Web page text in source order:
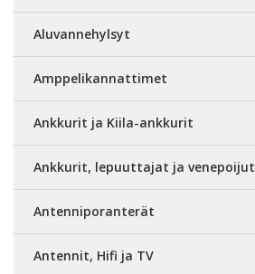
Aluvannehylsyt
Amppelikannattimet
Ankkurit ja Kiila-ankkurit
Ankkurit, lepuuttajat ja venepoijut
Antenniporanterät
Antennit, Hifi ja TV